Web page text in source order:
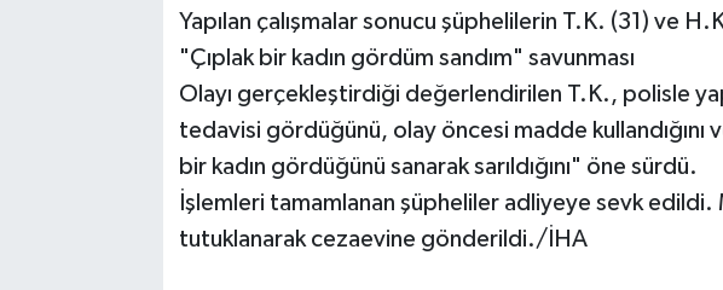
Yapılan çalışmalar sonucu şüphelilerin T.K. (31) ve
"Çıplak bir kadın gördüm sandım" savunması
Olayı gerçekleştirdiği değerlendirilen T.K., polisle
tedavisi gördüğünü, olay öncesi madde kullandığını
bir kadın gördüğünü sanarak sarıldığını" öne sürdü.
İşlemleri tamamlanan şüpheliler adliyeye sevk edildi.
tutuklanarak cezaevine gönderildi./İHA